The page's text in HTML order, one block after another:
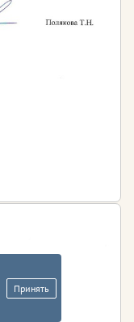
Принять